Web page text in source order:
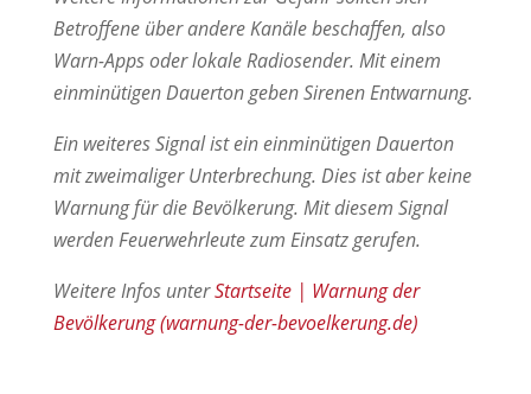
Betroffene über andere Kanäle beschaffen, also
Warn-Apps oder lokale Radiosender. Mit einem
einminütigen Dauerton geben Sirenen Entwarnung.
Ein weiteres Signal ist ein einminütigen Dauerton
mit zweimaliger Unterbrechung. Dies ist aber keine
Warnung für die Bevölkerung. Mit diesem Signal
werden Feuerwehrleute zum Einsatz gerufen.
Weitere Infos unterStartseite | Warnung der
Bevölkerung (warnung-der-bevoelkerung.de)